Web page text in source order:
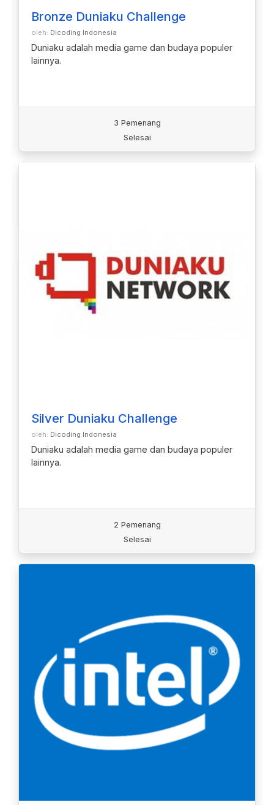
Bronze Duniaku Challenge
oleh: Dicoding Indonesia
Duniaku adalah media game dan budaya populer
lainnya.
3 Pemenang
Selesai
Silver Duniaku Challenge
oleh: Dicoding Indonesia
Duniaku adalah media game dan budaya populer
lainnya.
2 Pemenang
Selesai